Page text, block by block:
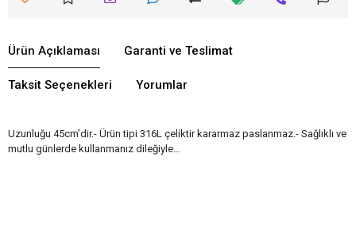
Ürün Açıklaması Garanti ve Teslimat
Taksit Seçenekleri Yorumlar
Uzunluğu 45cm’dir.- Ürün tipi 316L çeliktir kararmaz paslanmaz.- Sağlıklı ve
mutlu günlerde kullanmanız dileğiyle…